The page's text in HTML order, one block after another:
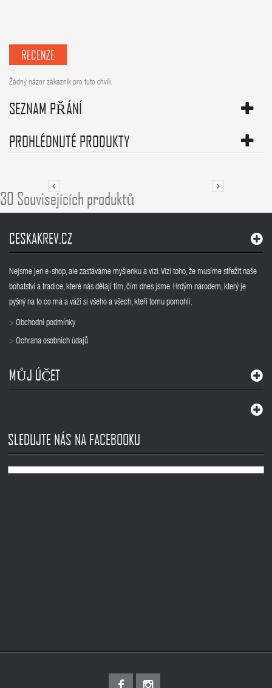
RECENZE
Žádný názor zákazník pro tuto chvíli.
SEZNAM PŘÁNÍ
PROHLÉDNUTÉ PRODUKTY
30 Souvisejících produktů
CESKAKREV.CZ
Nejsme jen e-shop, ale zastáváme myšlenku a vizi. Vizi toho, že musíme střežit naše
bohatství a tradice, které nás dělají tím, čím dnes jsme. Hrdým národem, který je
pyšný na to co má a váží si všeho a všech, kteří tomu pomohli.
> Obchodní podmínky
> Ochrana osobních údajů
MŮJ ÚČET
SLEDUJTE NÁS NA FACEBOOKU